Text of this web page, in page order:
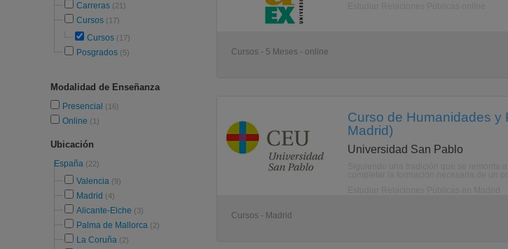
Carreras (21)
Cursos (17)
Cursos (17)
Posgrados (5)
Modalidad de Enseñanza
Presencial (16)
Online (1)
Ubicación
España (22)
Valencia (9)
Madrid (4)
Alicante-Elche (3)
Palma de Mallorca (2)
La Coruña (2)
Cursos - 5 Meses - online
Curso de Humanidades y
Madrid)
Universidad San Pablo
Cursos - Madrid